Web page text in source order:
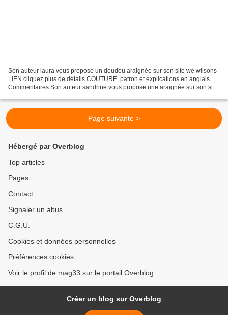
Son auteur laura vous propose un doudou araignée sur son site we wilsons
LIEN cliquez plus de détails COUTURE, patron et explications en anglais
Commentaires Son auteur sandrine vous propose une araignée sur son site
Page suivante >
Hébergé par Overblog
Top articles
Pages
Contact
Signaler un abus
C.G.U.
Cookies et données personnelles
Préférences cookies
Voir le profil de mag33 sur le portail Overblog
Créer un blog sur Overblog